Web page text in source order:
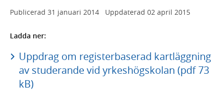
Publicerad 31 januari 2014 Uppdaterad 02 april 2015
Ladda ner:
Uppdrag om registerbaserad kartläggning
av studerande vid yrkeshögskolan (pdf 73
kB)